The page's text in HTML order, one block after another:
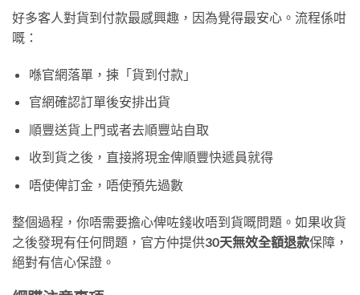
好多客人對貨到付款最感興趣，因為覺得最安心。流程係咁
嘅：
喺官網落單，揀「貨到付款」
官網確認訂單後安排出貨
順豐送貨上門或者去順豐站自取
收到貨之後，直接將現金俾順豐快遞員就得
唔使俾訂金，唔使預先過數
整個過程，你唔需要擔心俾咗錢收唔到貨嘅問題。如果收貨
之後發現有任何問題，官方仲提供30天無效全額退款保障，
絕對有信心保證。